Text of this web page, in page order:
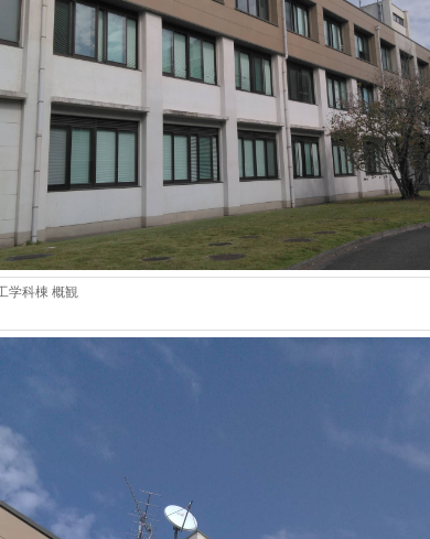
学科棟 概観